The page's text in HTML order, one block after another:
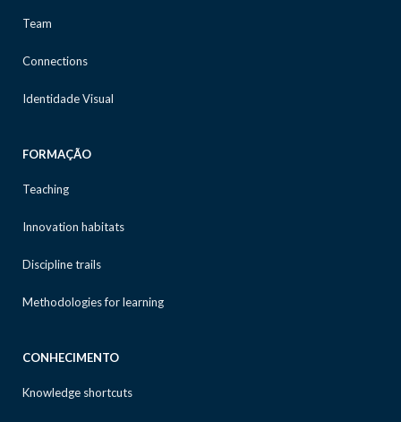
Team
Connections
Identidade Visual
FORMAÇÃO
Teaching
Innovation habitats
Discipline trails
Methodologies for learning
CONHECIMENTO
Knowledge shortcuts